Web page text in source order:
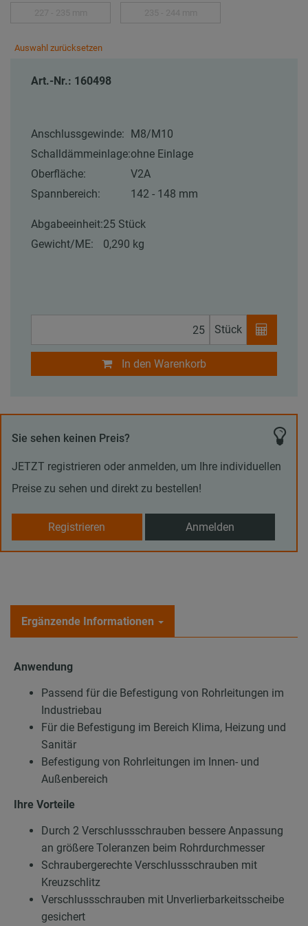
Auswahl zurücksetzen
Art.-Nr.: 160498
Anschlussgewinde:
M8/M10
Schalldämmeinlage:ohne Einlage
Oberfläche:
V2A
Spannbereich:
142 - 148 mm
Abgabeeinheit:25 Stück
Gewicht/ME:
0,290 kg
Stück
In den Warenkorb
Sie sehen keinen Preis?
JETZT registrieren oder anmelden, um Ihre individuellen
Preise zu sehen und direkt zu bestellen!
Registrieren Anmelden
Ergänzende Informationen
Anwendung
Passend für die Befestigung von Rohrleitungen im
Industriebau
Für die Befestigung im Bereich Klima, Heizung und
Sanitär
Befestigung von Rohrleitungen im Innen- und
Außenbereich
Ihre Vorteile
Durch 2 Verschlussschrauben bessere Anpassung
an größere Toleranzen beim Rohrdurchmesser
Schraubergerechte Verschlussschrauben mit
Kreuzschlitz
Verschlussschrauben mit Unverlierbarkeitsscheibe
gesichert